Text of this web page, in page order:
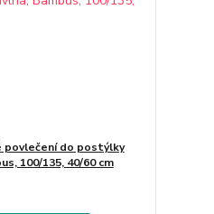
povlečení do postýlky
100/135, 40/60 cm